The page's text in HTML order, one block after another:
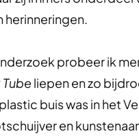
probeer ik
liepen en zo
buis was in het
en